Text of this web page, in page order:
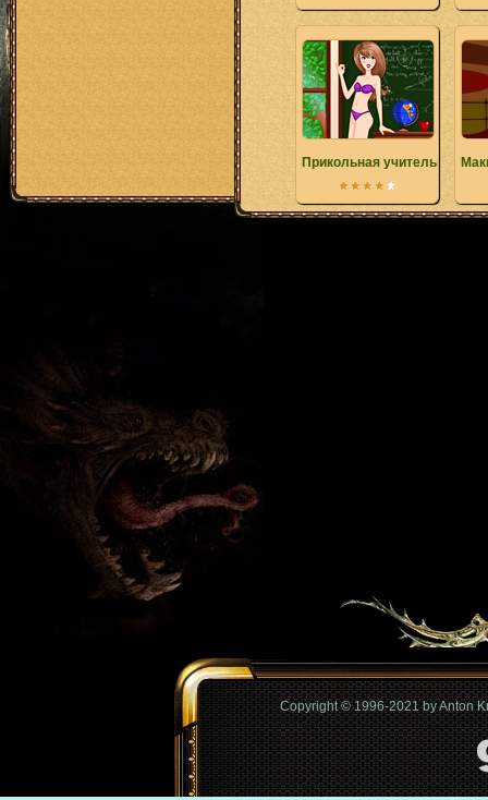
Прикольная учительница
Copyright © 1996-2021 by Anton